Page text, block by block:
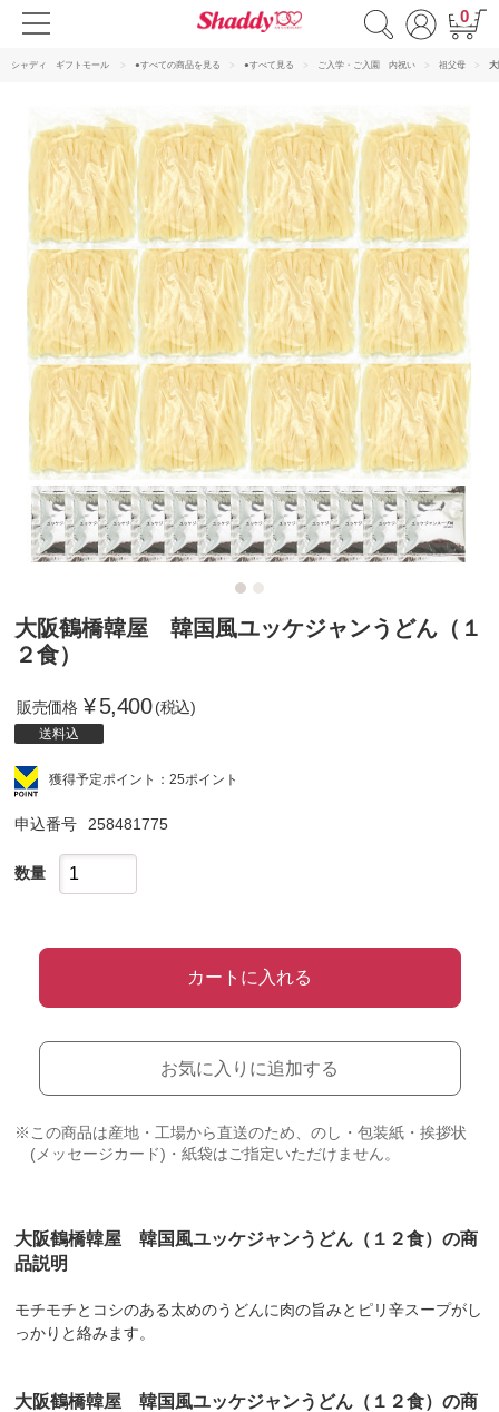
0
シャディ ギフトモール ●すべての商品を見る ●すべて見る ご入学・ご入園 内祝い 祖父母
大阪鶴橋韓屋 韓国風ユッケジャンうどん（１
２食）
販売価格 ¥5,400 (税込)
送料込
獲得予定ポイント：25ポイント
申込番号 258481775
数量
カートに入れる
お気に入りに追加する
※この商品は産地・工場から直送のため、のし・包装紙・挨拶状
(メッセージカード)・紙袋はご指定いただけません。
大阪鶴橋韓屋 韓国風ユッケジャンうどん（１２食）の商
品説明
モチモチとコシのある太めのうどんに肉の旨みとピリ辛スープがし
っかりと絡みます。
大阪鶴橋韓屋 韓国風ユッケジャンうどん（１２食）の商